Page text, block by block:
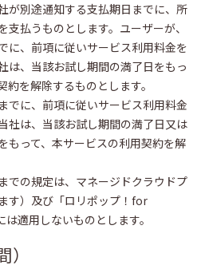
が別途通知する支払期日までに、所
支払うものとします。ユーザーが、
に、前項に従いサービス利用料金を
は、当該お試し期間の満了日をもっ
を解除するものとします。
でに、前項に従いサービス利用料金
社は、当該お試し期間の満了日又は
もって、本サービスの利用契約を解
での規定は、マネージドクラウドプ
す）及び「ロリポップ！for
適用しないものとします。